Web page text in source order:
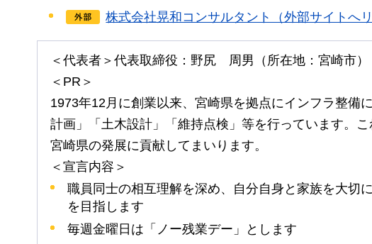
株式会社晃和コンサルタント（外部サイトへリ
＜代表者＞代表取締役：野尻 周男 （所在地：宮崎市）
＜PR＞
1973年12月に創業以来、宮崎県を拠点にインフラ整備
計画」「土木設計」「維持点検」等を行っています。
宮崎県の発展に貢献してまいります。
＜宣言内容＞
職員同士の相互理解を深め、自分自身と家族を大切
を目指します
毎週金曜日は「ノー残業デー」とします